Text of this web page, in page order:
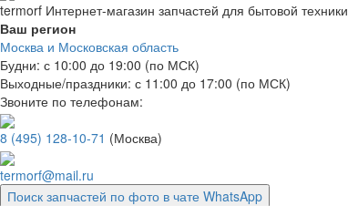
termorf Интернет-магазин запчастей для бытовой техники
Ваш регион
Москва и Московская область
Будни: с 10:00 до 19:00 (по МСК)
Выходные/праздники: с 11:00 до 17:00 (по МСК)
Звоните по телефонам:
8 (495) 128-10-71 (Москва)
termorf@mail.ru
Поиск запчастей по фото в чате WhatsApp